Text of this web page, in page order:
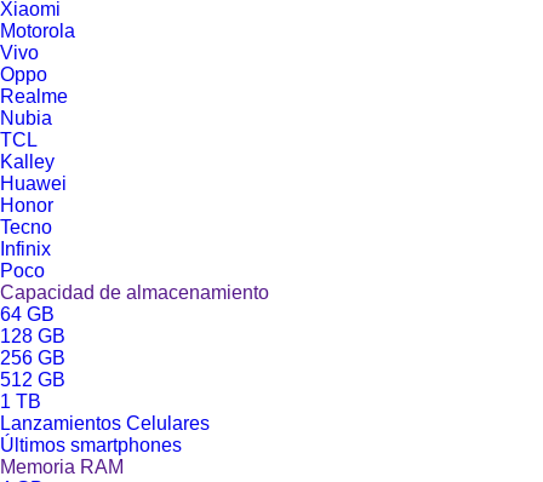
Xiaomi
Motorola
Vivo
Oppo
Realme
Nubia
TCL
Kalley
Huawei
Honor
Tecno
Infinix
Poco
Capacidad de almacenamiento
64 GB
128 GB
256 GB
512 GB
1 TB
Lanzamientos Celulares
Últimos smartphones
Memoria RAM